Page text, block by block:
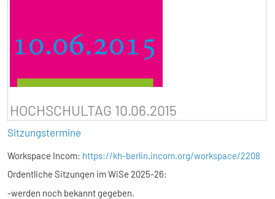
HOCHSCHULTAG 10.06.2015
Sitzungstermine
Workspace Incom: https://kh-berlin.incom.org/workspace/2208
Ordentliche Sitzungen im WiSe 2025-26:
-werden noch bekannt gegeben.